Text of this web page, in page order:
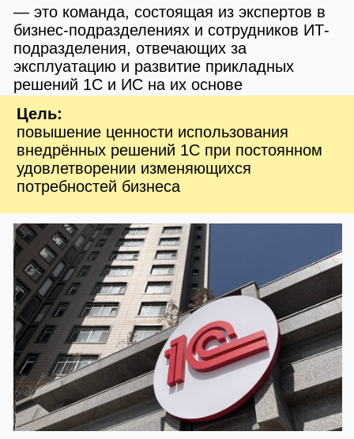
Консалтинг
Автоматизация
бизнес-процессов
Разворачивание
инфраструктуры, решений 1С
потребностей бизнеса
Деятельность